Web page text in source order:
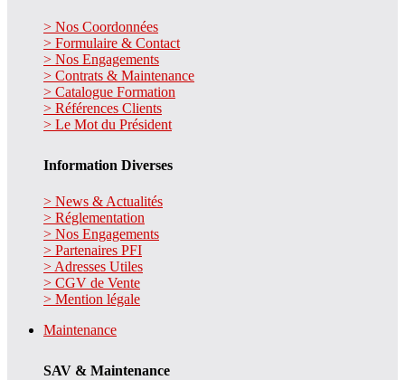
> Nos Coordonnées
> Formulaire & Contact
> Nos Engagements
> Contrats & Maintenance
> Catalogue Formation
> Références Clients
> Le Mot du Président
Information Diverses
> News & Actualités
> Réglementation
> Nos Engagements
> Partenaires PFI
> Adresses Utiles
> CGV de Vente
> Mention légale
Maintenance
SAV & Maintenance